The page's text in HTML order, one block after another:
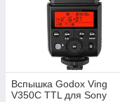
Вспышка Godox Ving
V350C TTL для Sony